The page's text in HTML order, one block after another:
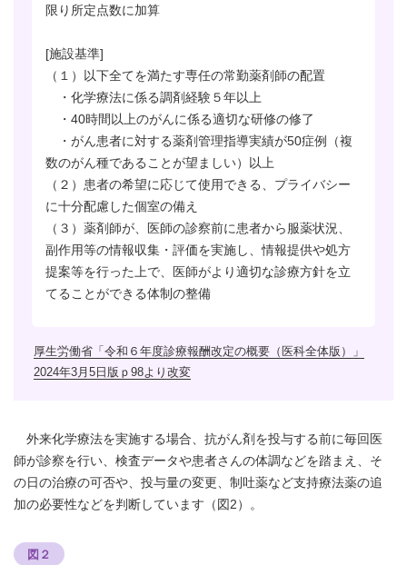
限り所定点数に加算
[施設基準]
（１）以下全てを満たす専任の常勤薬剤師の配置
・化学療法に係る調剤経験５年以上
・40時間以上のがんに係る適切な研修の修了
・がん患者に対する薬剤管理指導実績が50症例（複
数のがん種であることが望ましい）以上
（２）患者の希望に応じて使用できる、プライバシー
に十分配慮した個室の備え
（３）薬剤師が、医師の診察前に患者から服薬状況、
副作用等の情報収集・評価を実施し、情報提供や処方
提案等を行った上で、医師がより適切な診療方針を立
てることができる体制の整備
厚生労働省「令和６年度診療報酬改定の概要（医科全体版）」
2024年3月5日版ｐ98より改変
外来化学療法を実施する場合、抗がん剤を投与する前に毎回医
師が診察を行い、検査データや患者さんの体調などを踏まえ、そ
の日の治療の可否や、投与量の変更、制吐薬など支持療法薬の追
加の必要性などを判断しています（図2）。
図２